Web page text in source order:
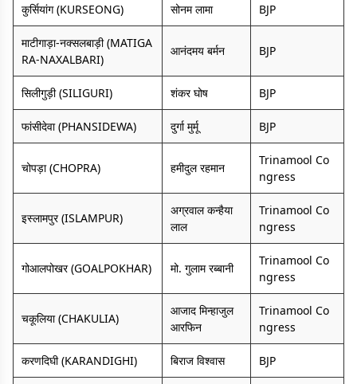
कुर्सियांग (KURSEONG) सोनम लामा BJP
माटीगाड़ा-नक्सलबाड़ी (MATIGA
RA-NAXALBARI)
आनंदमय बर्मन BJP
सिलीगुड़ी (SILIGURI) शंकर घोष BJP
फांसीदेवा (PHANSIDEWA) दुर्गा मुर्मू BJP
चोपड़ा (CHOPRA) हमीदुल रहमान
Trinamool Co
ngress
इस्लामपुर (ISLAMPUR)
अग्रवाल कन्हैया
लाल
Trinamool Co
ngress
गोआलपोखर (GOALPOKHAR) मो. गुलाम रब्बानी
Trinamool Co
ngress
चकूलिया (CHAKULIA)
आजाद मिन्हाजुल
आरफिन
Trinamool Co
ngress
करणदिघी (KARANDIGHI) बिराज विश्वास BJP